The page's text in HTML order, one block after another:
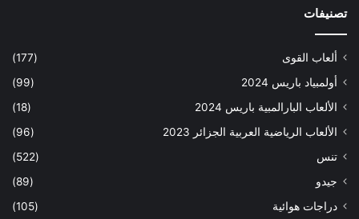
تصنيفات
ألعاب القوى
(177)
أولمبياد باريس 2024
(99)
الألعاب البارالمبية باريس 2024
(18)
الألعاب الرياضية العربية الجزائر 2023
(96)
تنس
(522)
جيدو
(89)
دراجات هوائية
(105)